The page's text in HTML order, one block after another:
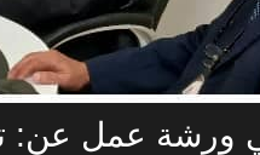
ورشة عمل عن: